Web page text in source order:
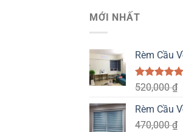
MỚI NHẤT
Rèm Cầu
Được xếp
5.00
5 sao
520,000₫
Rèm Cầu
470,000₫